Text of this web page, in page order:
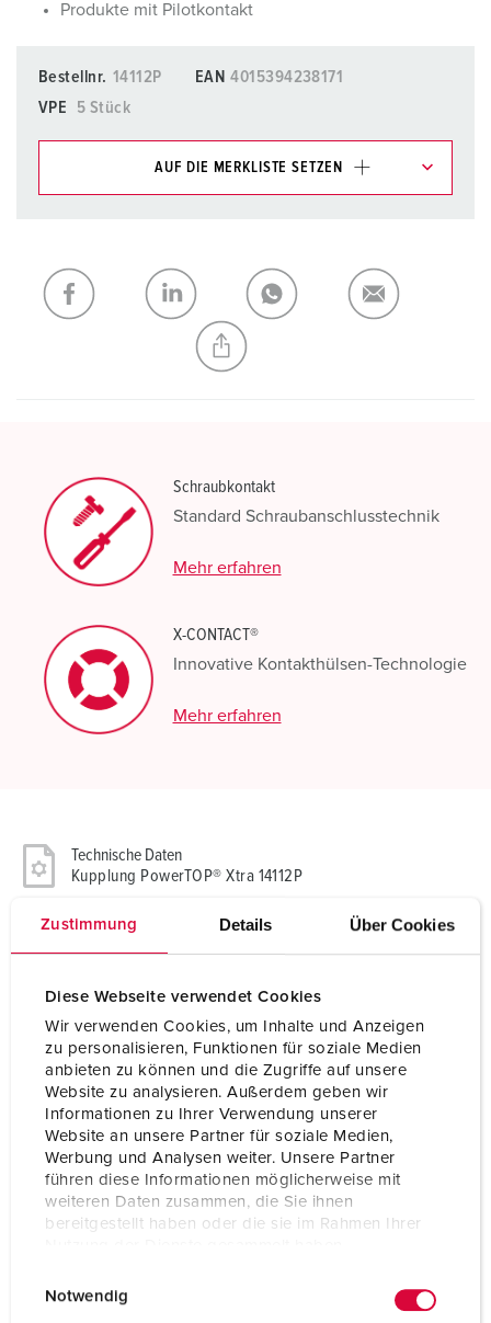
Zustimmung Details Über Cookies
Diese Webseite verwendet Cookies
Wir verwenden Cookies, um Inhalte und Anzeigen
zu personalisieren, Funktionen für soziale Medien
anbieten zu können und die Zugriffe auf unsere
Website zu analysieren. Außerdem geben wir
Informationen zu Ihrer Verwendung unserer
Website an unsere Partner für soziale Medien,
Werbung und Analysen weiter. Unsere Partner
führen diese Informationen möglicherweise mit
weiteren Daten zusammen, die Sie ihnen
bereitgestellt haben oder die sie im Rahmen Ihrer
Notwendig
Produkte mit Pilotkontakt
Bestellnr. 14112P EAN 4015394238171
VPE
5 Stück
AUF DIE MERKLISTE SETZEN
Meine Liste (0) HINZUFÜGEN
NEUE LISTE ERSTELLEN
Schraubkontakt
Standard Schraubanschlusstechnik
Mehr erfahren
X-CONTACT®
Innovative Kontakthülsen-Technologie
Mehr erfahren
Technische Daten
Kupplung PowerTOP® Xtra 14112P
Ampere
400 V
Uhrzeitstellung 6 h
Hertz 50-60 Hz
Anschlusstechnik Schraubkontakt
Kontakt
hochwärmebeständige Kontaktträger
X-CONTACT®